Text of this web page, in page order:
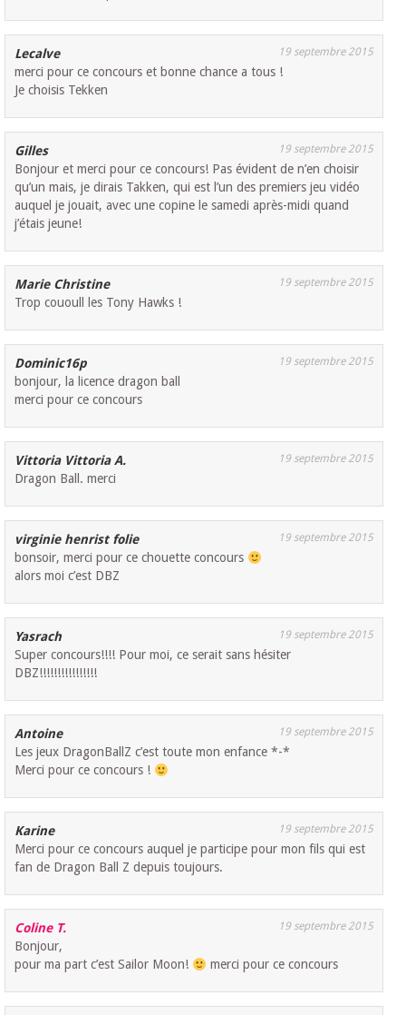
Lecalve 19 septembre 2015
merci pour ce concours et bonne chance a tous !
Je choisis Tekken
Gilles 19 septembre 2015
Bonjour et merci pour ce concours! Pas évident de n’en choisir
qu’un mais, je dirais Takken, qui est l’un des premiers jeu vidéo
auquel je jouait, avec une copine le samedi après-midi quand
j’étais jeune!
Marie Christine 19 septembre 2015
Trop cououll les Tony Hawks !
Dominic16p 19 septembre 2015
bonjour, la licence dragon ball
merci pour ce concours
Vittoria Vittoria A. 19 septembre 2015
Dragon Ball. merci
virginie henrist folie 19 septembre 2015
bonsoir, merci pour ce chouette concours
alors moi c’est DBZ
Yasrach 19 septembre 2015
Super concours!!!! Pour moi, ce serait sans hésiter
DBZ!!!!!!!!!!!!!!!!
Antoine 19 septembre 2015
Les jeux DragonBallZ c’est toute mon enfance *-*
Merci pour ce concours !
Karine 19 septembre 2015
Merci pour ce concours auquel je participe pour mon fils qui est
fan de Dragon Ball Z depuis toujours.
Coline T. 19 septembre 2015
Bonjour,
pour ma part c’est Sailor Moon!
merci pour ce concours